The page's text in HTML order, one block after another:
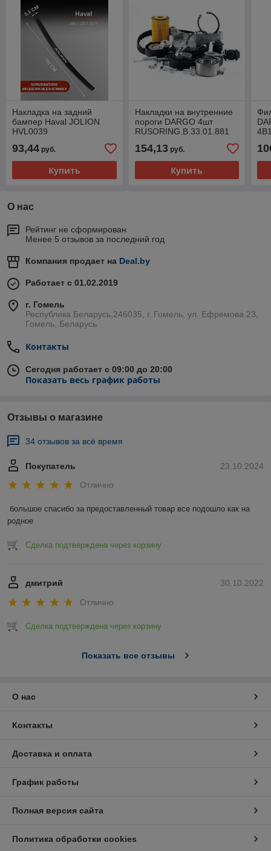
Накладка на задний
бампер Haval JOLION
HVL0039
93,44 руб.
Купить
Накладки на внутренние
пороги DARGO 4шт
RUSORING.B.33.01.881
154,13руб.
Купить
О нас
Рейтинг не сформирован
Менее 5 отзывов за последний год
Компания продает на Deal.by
Работает с 01.02.2019
г. Гомель
Республика Беларусь,246035, г. Гомель, ул. Ефремова 23,
Гомель, Беларусь
Контакты
Сегодня работает с 09:00 до 20:00
Показать весь график работы
Отзывы о магазине
34 отзывов за всё время
23.10.2024
Покупатель
Отлично
большое спасибо за предоставленный товар все подошло как на
родное
Сделка подтверждена через корзину
30.10.2022
дмитрий
Отлично
Сделка подтверждена через корзину
Показать все отзывы
О нас
Контакты
Доставка и оплата
График работы
Полная версия сайта
Политика обработки cookies